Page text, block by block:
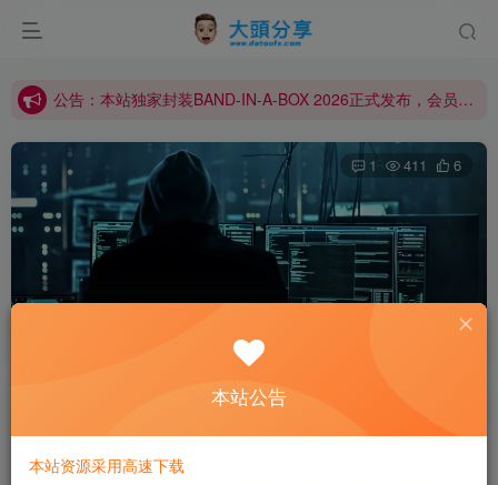
公告：本站服务器架设于境外，如您访问缓慢，请把本站加入您的科学上网节点，高速访问！
公告：本站独家封装BAND-IN-A-BOX 2026正式发布，会员可前往下载！
公告：本站服务器架设于境外，如您访问缓慢，请把本站加入您的科学上网节点，高速访问！
公告：本站资源需登录后下载。如果没有找到您需要的资源，请私信站长添加！
1 411 6
1年前更新
本站公告
本站资源采用高速下载